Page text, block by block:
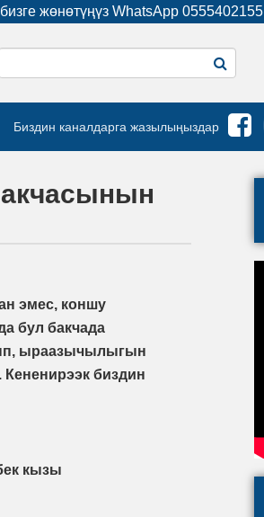
жөнөтүңүз WhatsApp 0555402155
Биздин каналдарга жазылыңыздар
эмес, коншу
бул бакчада
ыраазычылыгын
биздин
кызы